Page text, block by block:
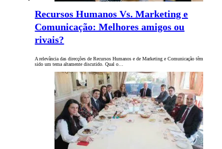
Recursos Humanos Vs. Marketing e
Comunicação: Melhores amigos ou
rivais?
A relevância das direcções de Recursos Humanos e de Marketing e Comunicação têm
sido um tema altamente discutido. Qual o…